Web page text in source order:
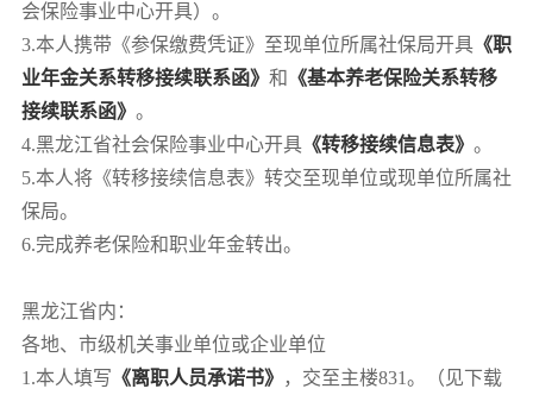
会保险事业中心开具）。
3.本人携带《参保缴费凭证》至现单位所属社保局开具《职
业年金关系转移接续联系函》 和 《基本养老保险关系转移
接续联系函》 。
4.黑龙江省社会保险事业中心开具《转移接续信息表》 。
5.本人将《转移接续信息表》转交至现单位或现单位所属社
保局。
6.完成养老保险和职业年金转出。
黑龙江省内：
各地、市级机关事业单位或企业单位
1.本人填写 《离职人员承诺书》
，交至主楼831。（见下载